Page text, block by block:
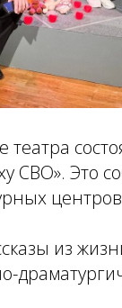
СВО». Это
из